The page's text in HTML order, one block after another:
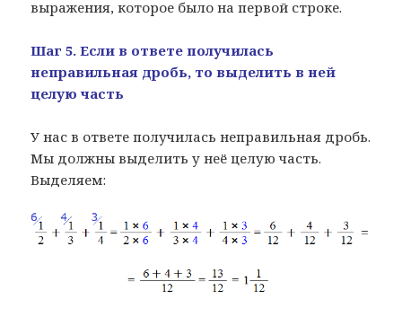
выражения, которое было на первой строке.
Шаг 5. Если в ответе получилась
неправильная дробь, то выделить в ней
целую часть
У нас в ответе получилась неправильная дробь.
Мы должны выделить у неё целую часть.
Выделяем: